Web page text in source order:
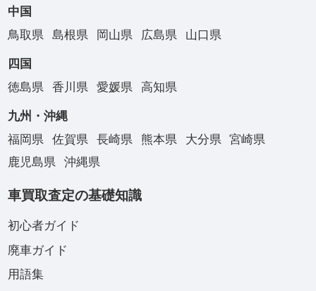
中国
鳥取県
島根県 岡山県 広島県 山口県
四国
徳島県
香川県 愛媛県 高知県
九州・沖縄
福岡県
佐賀県 長崎県 熊本県 大分県
宮崎県
鹿児島県
沖縄県
車買取査定の基礎知識
初心者ガイド
廃車ガイド
用語集